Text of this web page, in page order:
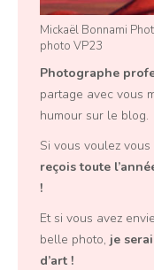
Mickaël Bonnami
photo VP23
Photographe
partage avec vous
humour sur le blog.
Si vous voulez
reçois toute
!
Et si vous avez
belle photo, je
d’art !